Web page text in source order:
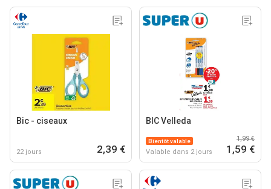
Bic - ciseaux
22 jours 2,39 €
BIC Velleda
Bientôt valable
Valable dans 2 jours
1,99 €
1,59 €